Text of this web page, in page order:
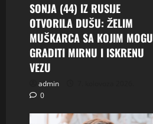
SONJA (44) IZ RUSIJE
OTVORILA DUŠU: ŽELIM
MUŠKARCA SA KOJIM MOGU
GRADITI MIRNU I ISKRENU
VEZU
admin
0